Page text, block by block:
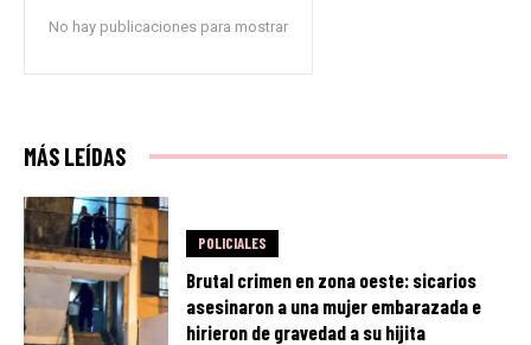
No hay publicaciones para mostrar
MÁS LEÍDAS
POLICIALES
Brutal crimen en zona oeste: sicarios
asesinaron a una mujer embarazada e
hirieron de gravedad a su hijita